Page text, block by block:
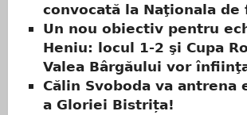
convocată la Naţionala
Un nou obiectiv pentru
Heniu: locul 1-2 şi Cupa
Valea Bârgăului vor
Călin Svoboda va
a Gloriei Bistrița!